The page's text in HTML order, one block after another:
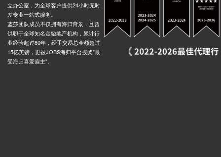
立办公室，为全球客户提供24小时无时
差专业一站式服务。
蓝莎团队成员不仅拥有海归背景，且曾
供职于全球知名金融地产机构，累计行
业经验超过80年，经手交易总金额超过
15亿英镑，更被JOBS海归平台授奖"最
受海归喜爱雇主"。